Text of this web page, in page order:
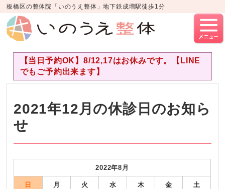
板橋区の整体院「いのうえ整体」地下鉄成増駅徒歩1分
【当日予約OK】8/12,17はお休みです。【LINE
でもご予約出来ます】
2021年12月の休診日のお知ら
せ
2022年8月
日 月 火 水 木 金 土